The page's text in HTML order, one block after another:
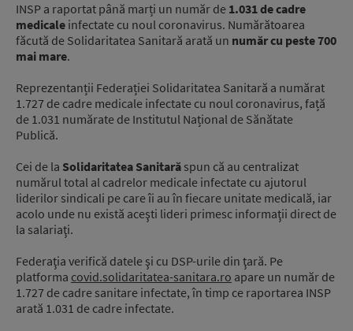
INSP a raportat până marți un număr de 1.031 de cadre
medicale infectate cu noul coronavirus. Numărătoarea
făcută de Solidaritatea Sanitară arată un număr cu peste 700
mai mare.
Reprezentanții Federației Solidaritatea Sanitară a numărat
1.727 de cadre medicale infectate cu noul coronavirus, față
de 1.031 numărate de Institutul Național de Sănătate
Publică.
Cei de la Solidaritatea Sanitară spun că au centralizat
numărul total al cadrelor medicale infectate cu ajutorul
liderilor sindicali pe care îi au în fiecare unitate medicală, iar
acolo unde nu există aceşti lideri primesc informaţii direct de
la salariaţi.
Federaţia verifică datele şi cu DSP-urile din ţară. Pe
platforma covid.solidaritatea-sanitara.ro apare un număr de
1.727 de cadre sanitare infectate, în timp ce raportarea INSP
arată 1.031 de cadre infectate.